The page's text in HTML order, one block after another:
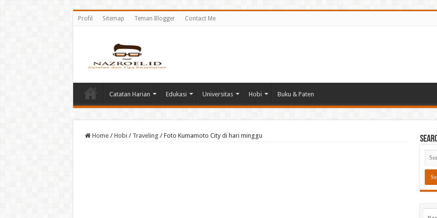
Profil Sitemap Teman Blogger Contact Me
Catatan Harian Edukasi Universitas Hobi Buku & Paten
Home / Hobi / Traveling / Foto Kumamoto City di hari minggu